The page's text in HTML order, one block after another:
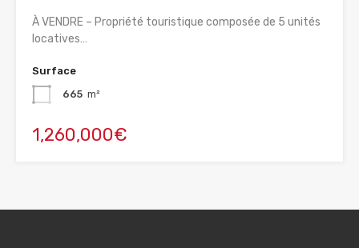
À VENDRE – Propriété touristique composée de 5 unités
locatives…
Surface
665 m²
1,260,000€